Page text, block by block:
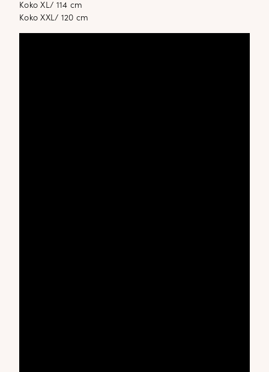
Koko XL/ 114 cm
Koko XXL/ 120 cm